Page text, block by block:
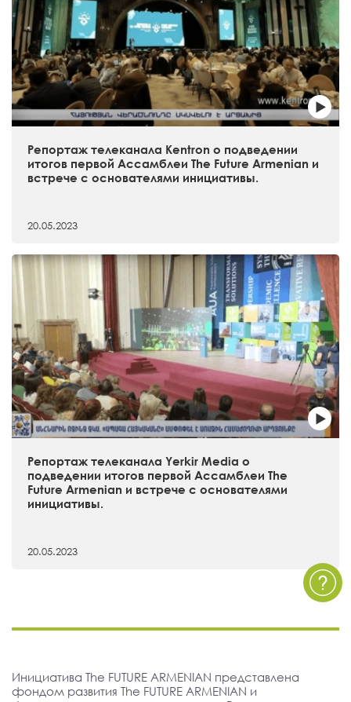
Репортаж телеканала Kentron о подведении
итогов первой Ассамблеи The Future Armenian и
встрече с основателями инициативы.
20.05.2023
Репортаж телеканала Yerkir Media о
подведении итогов первой Ассамблеи The
Future Armenian и встрече с основателями
инициативы.
20.05.2023
Инициатива The FUTURE ARMENIAN представлена
фондом развития The FUTURE ARMENIAN и